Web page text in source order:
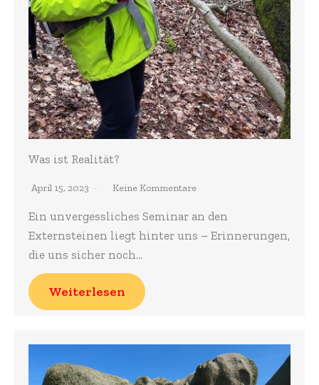
Was ist Realität?
April 15, 2023 Keine Kommentare
Ein unvergessliches Seminar an den
Externsteinen liegt hinter uns – Erinnerungen,
die uns sicher noch…
Weiterlesen